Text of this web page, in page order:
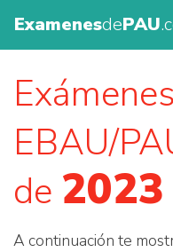
ExamenesdePAU
EBAU/
de 2023
A continuación te